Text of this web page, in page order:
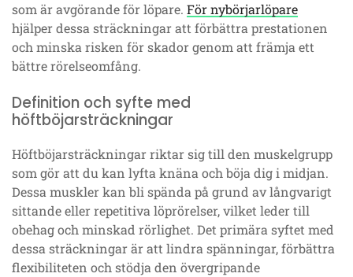
som är avgörande för löpare. För nybörjarlöpare
hjälper dessa sträckningar att förbättra prestationen
och minska risken för skador genom att främja ett
bättre rörelseomfång.
Definition och syfte med
höftböjarsträckningar
Höftböjarsträckningar riktar sig till den muskelgrupp
som gör att du kan lyfta knäna och böja dig i midjan.
Dessa muskler kan bli spända på grund av långvarigt
sittande eller repetitiva löprörelser, vilket leder till
obehag och minskad rörlighet. Det primära syftet med
dessa sträckningar är att lindra spänningar, förbättra
flexibiliteten och stödja den övergripande